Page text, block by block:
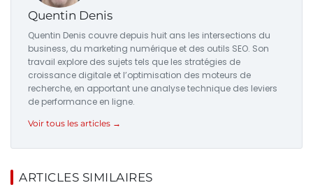
Quentin Denis
Quentin Denis couvre depuis huit ans les intersections du
business, du marketing numérique et des outils SEO. Son
travail explore des sujets tels que les stratégies de
croissance digitale et l’optimisation des moteurs de
recherche, en apportant une analyse technique des leviers
de performance en ligne.
Voir tous les articles →
ARTICLES SIMILAIRES